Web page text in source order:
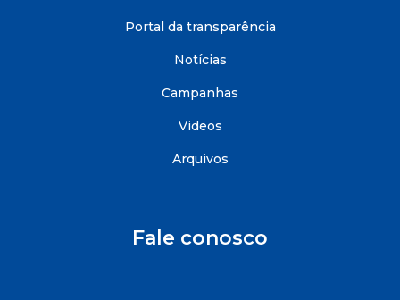
Portal da transparência
Notícias
Campanhas
Videos
Arquivos
Fale conosco